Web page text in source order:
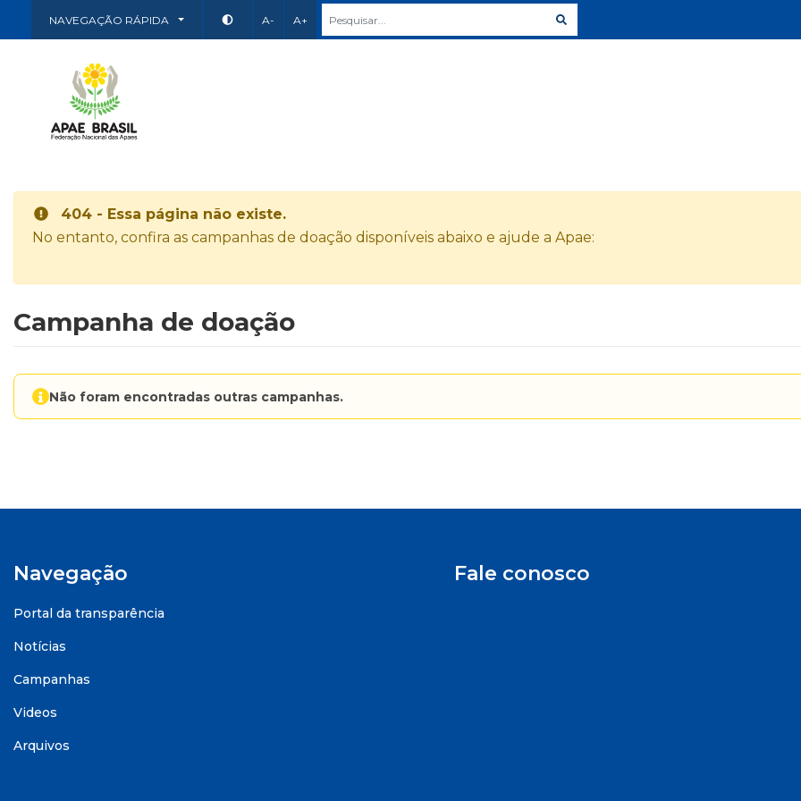
NAVEGAÇÃO RÁPIDA A- A+
404 - Essa página não existe.
No entanto, confira as campanhas de doação disponíveis abaixo e ajude a Apae:
Campanha de doação
Não foram encontradas outras campanhas.
Navegação
Portal da transparência
Notícias
Campanhas
Videos
Arquivos
Fale conosco